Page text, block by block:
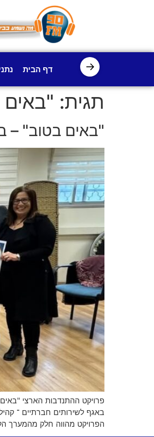
→ דף הבית
תגית:
"באים בטוב" – בני 60 ומעלה מתנדבים ומעשירים את
פרויקט ההתנדבות הארצי
הפרויקט מהווה חלק מהמערך